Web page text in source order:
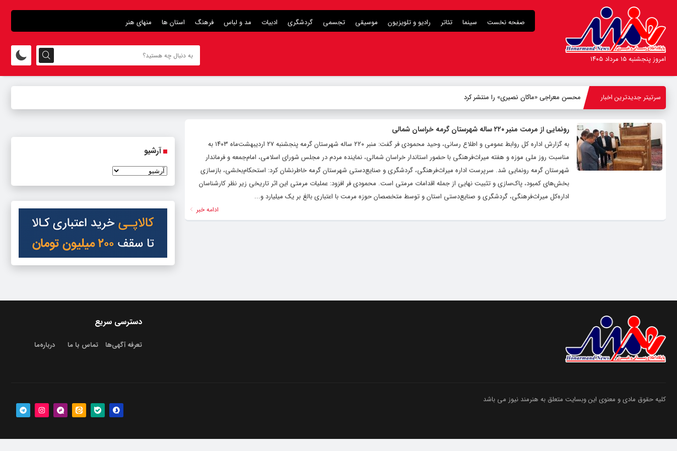
صفحه نخست سینما تئاتر رادیو و تلویزیون موسیقی تجسمی گردشگری ادبیات مد و لباس فرهنگ استان ها منهای هنر
امروز پنجشنبه ۱۵ مرداد ۱۴۰۵
سرتیتر جدیدترین اخبار محسن معراجی «ماکان نصیری» را منتشر کرد
رونمایی از مرمت منبر ۲۲۰ ساله شهرستان گرمه خراسان شمالی
به گزارش اداره کل روابط عمومی و اطلاع رسانی، وحید محمودی فر گفت: منبر ۲۲۰ ساله شهرستان گرمه پنجشنبه ۲۷ اردیبهشت‌ماه ۱۴۰۳ به
مناسبت روز ملی موزه و هفته میراث‌فرهنگی با حضور استاندار خراسان شمالی، نماینده مردم در مجلس شورای اسلامی، امام‌جمعه و فرماندار
شهرستان گرمه رونمایی شد. سرپرست اداره میراث‌فرهنگی، گردشگری و صنایع‌دستی شهرستان گرمه خاطرنشان کرد: استحکام‌بخشی، بازسازی
بخش‌های کمبود، پاک‌سازی و تثبیت نهایی از جمله اقدامات مرمتی است. محمودی فر افزود: عملیات مرمتی این اثر تاریخی زیر نظر کارشناسان
اداره‌کل میراث‌فرهنگی، گردشگری و صنایع‌دستی استان و توسط متخصصان حوزه مرمت با اعتباری بالغ بر یک میلیارد و...
ادامه خبر
آرشیو
دسترسی سریع
تعرفه آگهی‌ها تماس با ما درباره‌‌ما
کلیه حقوق مادی و معنوی این وبسایت متعلق به هنرمند نیوز می باشد